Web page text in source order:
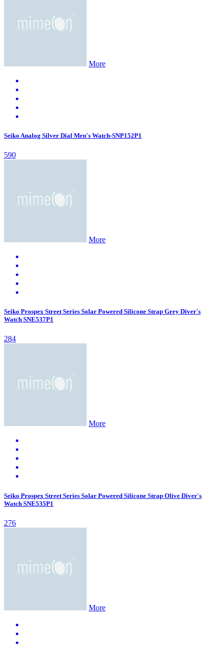
More
Seiko Analog Silver Dial Men's Watch-SNP152P1
590
More
Seiko Prospex Street Series Solar Powered Silicone Strap Grey Diver's
Watch SNE537P1
284
More
Seiko Prospex Street Series Solar Powered Silicone Strap Olive Diver's
Watch SNE535P1
276
More